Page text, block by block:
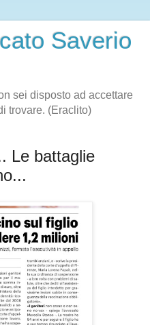
Saverio
sei disposto ad accettare
trovare. (Eraclito)
Le battaglie